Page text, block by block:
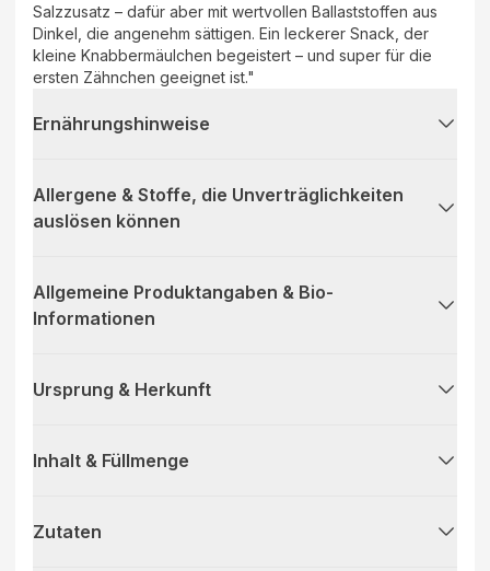
Salzzusatz – dafür aber mit wertvollen Ballaststoffen aus
Dinkel, die angenehm sättigen. Ein leckerer Snack, der
kleine Knabbermäulchen begeistert – und super für die
ersten Zähnchen geeignet ist."
Ernährungshinweise
Allergene & Stoffe, die Unverträglichkeiten
auslösen können
Allgemeine Produktangaben & Bio-
Informationen
Ursprung & Herkunft
Inhalt & Füllmenge
Zutaten